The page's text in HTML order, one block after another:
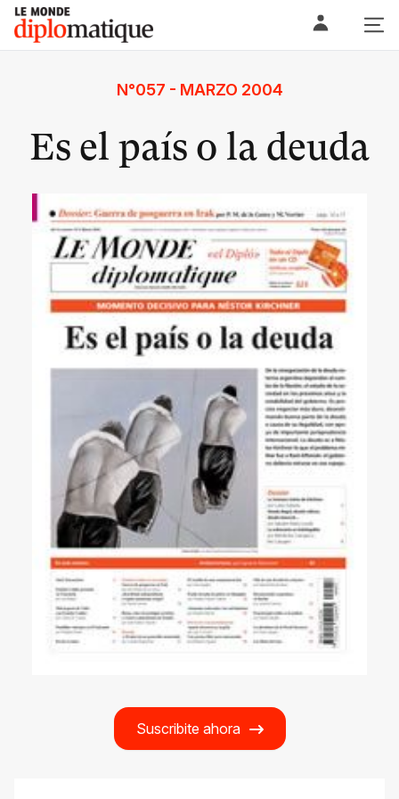
Skip
content
Le monde diplomatique
N°057 - MARZO 2004
Es el país o la deuda
Suscribite ahora